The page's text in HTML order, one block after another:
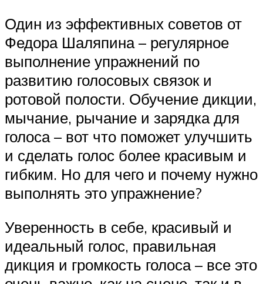
Один из эффективных советов от
Федора Шаляпина – регулярное
выполнение упражнений по
развитию голосовых связок и
ротовой полости. Обучение дикции,
мычание, рычание и зарядка для
голоса – вот что поможет улучшить
и сделать голос более красивым и
гибким. Но для чего и почему нужно
выполнять это упражнение?
Уверенность в себе, красивый и
идеальный голос, правильная
дикция и громкость голоса – все это